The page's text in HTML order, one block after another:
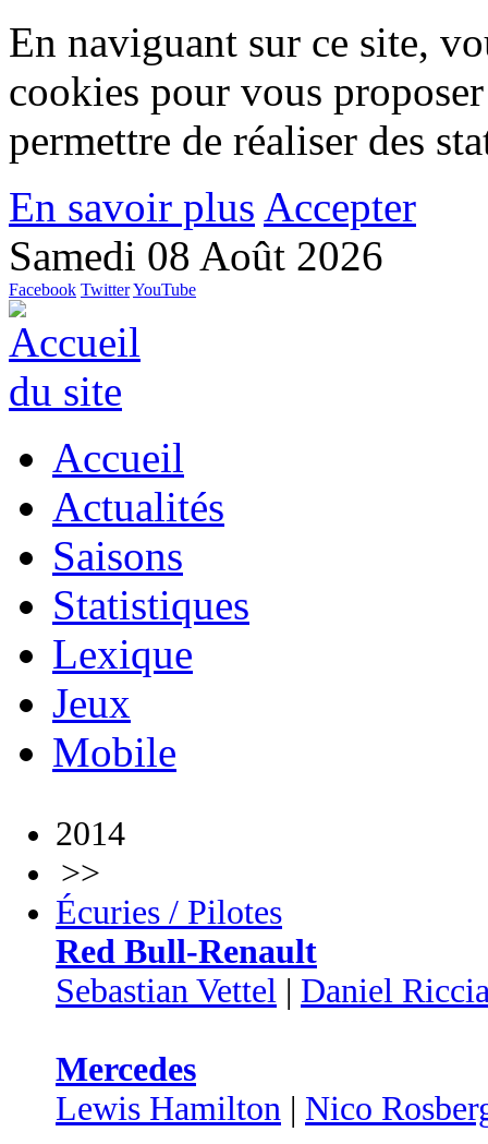
En naviguant sur ce site,
cookies pour vous
permettre de réaliser des
En savoir plus Accepter
Samedi 08 Août 2026
Facebook TwitterYouTube
Accueil
Actualités
Saisons
Statistiques
Lexique
Jeux
Mobile
2014
>>
Écuries / Pilotes
Red Bull-Renault
Sebastian Vettel | Daniel
Mercedes
Lewis Hamilton | Nico